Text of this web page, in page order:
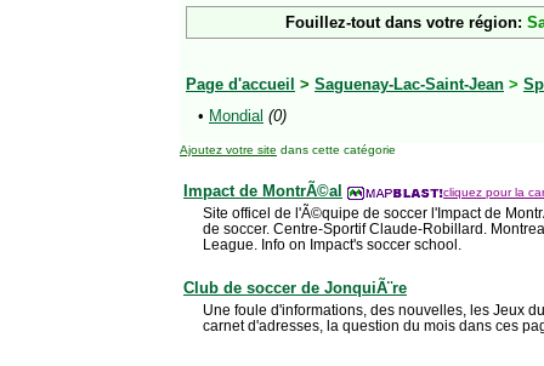
Fouillez-tout dans votre région:
Page d'accueil > Saguenay-Lac-Saint-Jean >
• Mondial (0)
Ajoutez votre site dans cette catégorie
Impact de MontrÃ©al cliquez pour la
Site officel de l'Ã©quipe de soccer l'Impact de
de soccer. Centre-Sportif Claude-Robillard.
League. Info on Impact's soccer school.
Club de soccer de JonquiÃ¨re
Une foule d'informations, des nouvelles, les Jeux
carnet d'adresses, la question du mois dans ces